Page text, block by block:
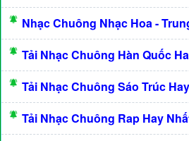
Nhạc Chuông Nhạc Hoa -
Tải Nhạc Chuông Hàn Quốc
Tải Nhạc Chuông Sáo Trúc
Tải Nhạc Chuông Rap Hay